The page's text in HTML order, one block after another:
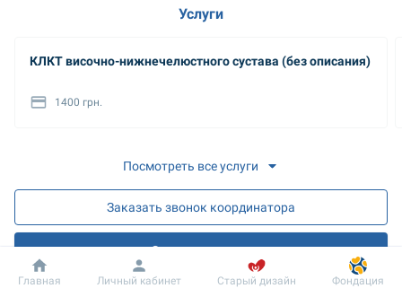
Услуги
КЛКТ височно-нижнечелюстного сустава (без описания)
1400 грн.
Посмотреть все услуги
Заказать звонок координатора
Запись на прием
Добробут Информация Пациенту
Главная Личный кабинет Старый дизайн Фондация